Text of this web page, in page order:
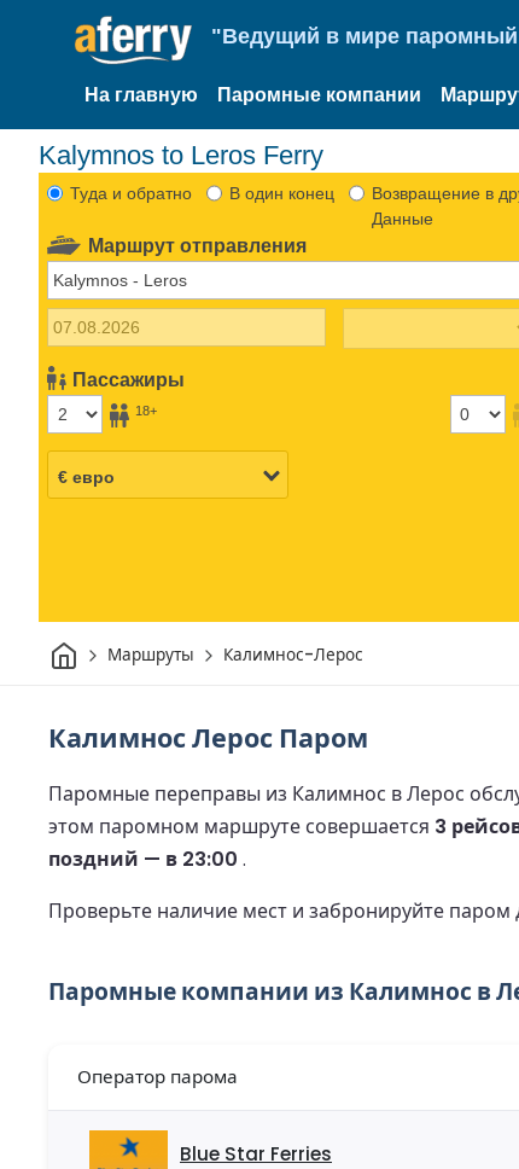
"Ведущий в мире паромный
На главную Паромные компании
Kalymnos to Leros Ferry
Туда и обратно В один конец
Возвращение в
Данные
Маршрут отправления
Пассажиры
18+
ДомМаршруты Калимнос-Лерос
Калимнос Лерос Паром
Паромные переправы из Калимнос в Лерос
этом паромном маршруте совершается 3
поздний — в 23:00 .
Проверьте наличие мест и забронируйте
Паромные компании из Калимнос в
Оператор парома
Blue Star Ferries